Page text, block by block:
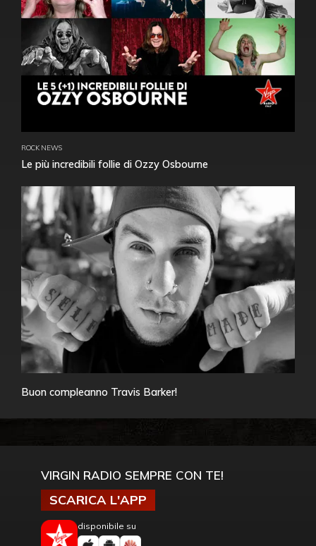
ROCK NEWS
Le più incredibili follie di Ozzy Osbourne
Buon compleanno Travis Barker!
VIRGIN RADIO SEMPRE CON TE!
SCARICA L'APP
disponibile su